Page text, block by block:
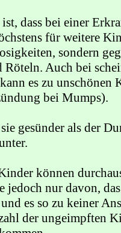
dass bei einer
für weitere
sondern
Röteln. Auch bei
es zu
bei Mumps).
gesünder als der
können
jedoch nur davon,
es so zu keiner
der ungeimpften